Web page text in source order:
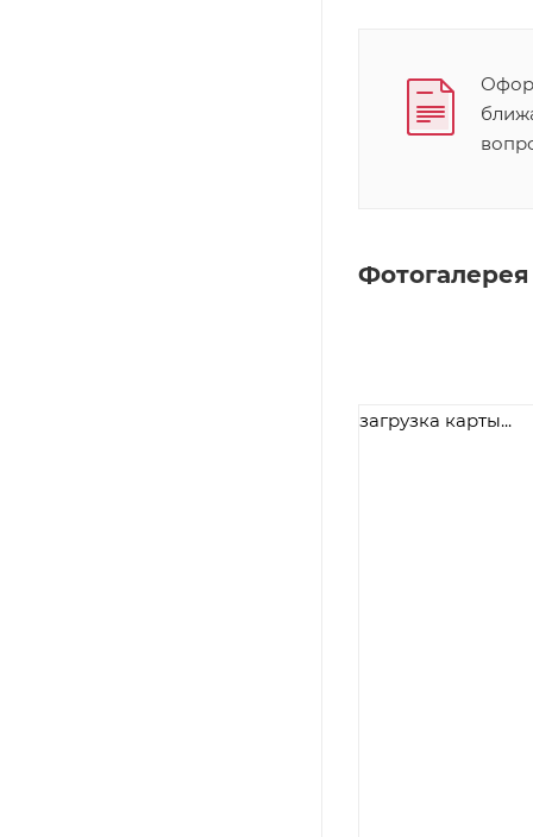
Фотогалерея
загрузка карты...